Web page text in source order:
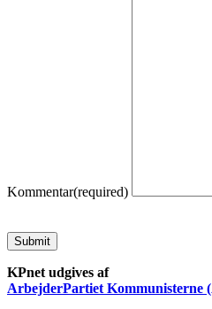
Kommentar(required)
Submit
KPnet udgives af
ArbejderPartiet Kommunisterne